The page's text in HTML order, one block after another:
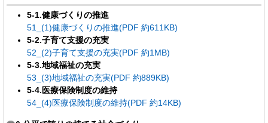
5-1.健康づくりの推進
51_(1)健康づくりの推進(PDF 約611KB)
5-2.子育て支援の充実
52_(2)子育て支援の充実(PDF 約1MB)
5-3.地域福祉の充実
53_(3)地域福祉の充実(PDF 約889KB)
5-4.医療保険制度の維持
54_(4)医療保険制度の維持(PDF 約14KB)